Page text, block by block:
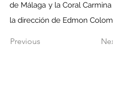
de Málaga y la Coral
la dirección de Edmon
Previous